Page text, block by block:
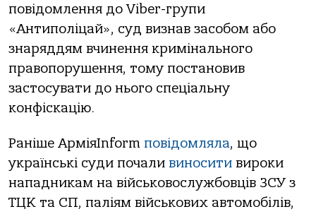
повідомлення до Viber-групи
«Антиполіцай», суд визнав засобом або
знаряддям вчинення кримінального
правопорушення, тому постановив
застосувати до нього спеціальну
конфіскацію.
Раніше АрміяInform повідомляла, що
українські суди почали виносити вироки
нападникам на військовослужбовців ЗСУ з
ТЦК та СП, паліям військових автомобілів,